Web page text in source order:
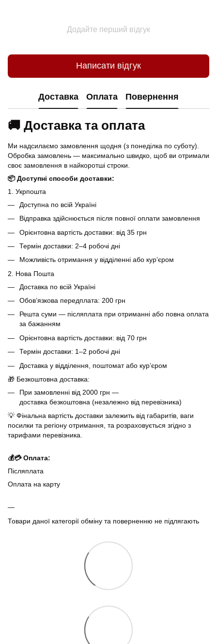
Додайте перший відгук
Написати відгук
Доставка Оплата Повернення
🚚 Доставка та оплата
Ми надсилаємо замовлення щодня (з понеділка по суботу).
Обробка замовлень — максимально швидко, щоб ви отримали
своє замовлення в найкоротші строки.
📦 Доступні способи доставки:
1. Укрпошта
Доступна по всій Україні
Відправка здійснюється після повної оплати замовлення
Орієнтовна вартість доставки: від 35 грн
Термін доставки: 2–4 робочі дні
Можливість отримання у відділенні або кур’єром
2. Нова Пошта
Доставка по всій Україні
Обов’язкова передплата: 200 грн
Решта суми — післяплата при отриманні або повна оплата
за бажанням
Орієнтовна вартість доставки: від 70 грн
Термін доставки: 1–2 робочі дні
Доставка у відділення, поштомат або кур’єром
🎁 Безкоштовна доставка:
При замовленні від 2000 грн —
доставка безкоштовна (незалежно від перевізника)
💡 Фінальна вартість доставки залежить від габаритів, ваги
посилки та регіону отримання, та розраховується згідно з
тарифами перевізника.
💰💳 Оплата:
Післяплата
Оплата на карту
Товари даної категорії обміну та поверненню не підлягають